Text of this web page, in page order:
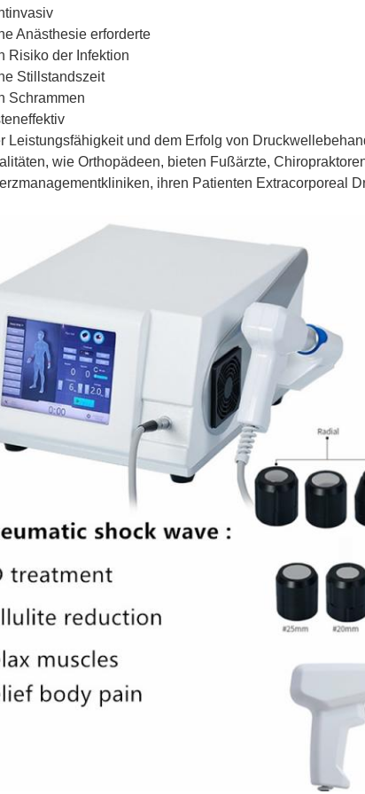
Anästhesie erforderte
Risiko der Infektion
Stillstandszeit
Schrammen
Leistungsfähigkeit und dem Erfolg von
wie Orthopädeen, bieten Fußärzte,
ihren Patienten Extracorporeal